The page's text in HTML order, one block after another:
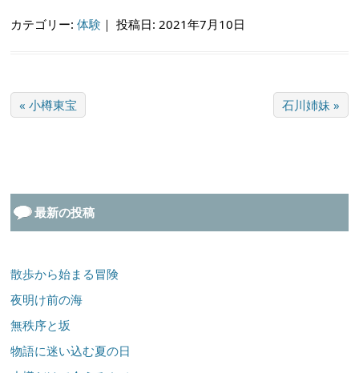
カテゴリー:体験 ｜投稿日: 2021年7月10日
« 小樽東宝 石川姉妹 »
最新の投稿
散歩から始まる冒険
夜明け前の海
無秩序と坂
物語に迷い込む夏の日